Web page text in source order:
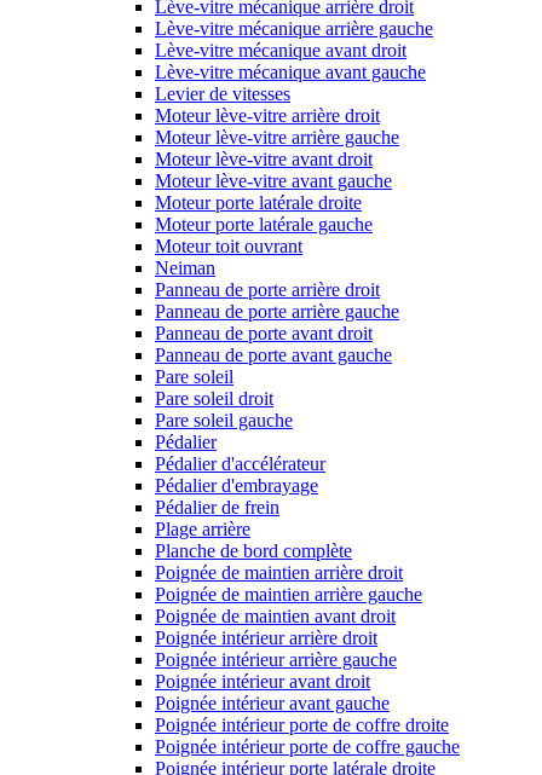
Lève-vitre mécanique arrière droit
Lève-vitre mécanique arrière gauche
Lève-vitre mécanique avant droit
Lève-vitre mécanique avant gauche
Levier de vitesses
Moteur lève-vitre arrière droit
Moteur lève-vitre arrière gauche
Moteur lève-vitre avant droit
Moteur lève-vitre avant gauche
Moteur porte latérale droite
Moteur porte latérale gauche
Moteur toit ouvrant
Neiman
Panneau de porte arrière droit
Panneau de porte arrière gauche
Panneau de porte avant droit
Panneau de porte avant gauche
Pare soleil
Pare soleil droit
Pare soleil gauche
Pédalier
Pédalier d'accélérateur
Pédalier d'embrayage
Pédalier de frein
Plage arrière
Planche de bord complète
Poignée de maintien arrière droit
Poignée de maintien arrière gauche
Poignée de maintien avant droit
Poignée intérieur arrière droit
Poignée intérieur arrière gauche
Poignée intérieur avant droit
Poignée intérieur avant gauche
Poignée intérieur porte de coffre droite
Poignée intérieur porte de coffre gauche
Poignée intérieur porte latérale droite